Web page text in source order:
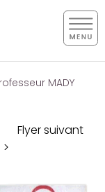
MADY
Flyer suivant
>